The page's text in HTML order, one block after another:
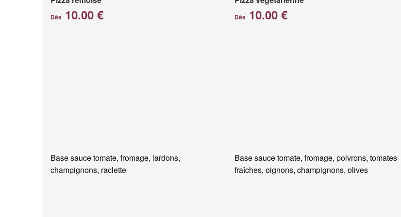
Dès 10.00 €
Base sauce tomate, fromage, lardons,
champignons, raclette
Dès10.00 €
Base sauce tomate, fromage, poivrons, tomates
fraîches, oignons, champignons, olives